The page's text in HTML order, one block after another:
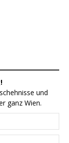
und
ganz Wien.